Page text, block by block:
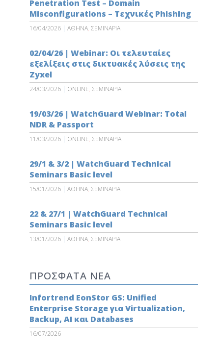
Penetration Test – Domain
Misconfigurations – Τεχνικές Phishing
16/04/2026| ΑΘΗΝΑ, ΣΕΜΙΝΑΡΙΑ
02/04/26 | Webinar: Οι τελευταίες
εξελίξεις στις δικτυακές λύσεις της
Zyxel
24/03/2026| ONLINE, ΣΕΜΙΝΑΡΙΑ
19/03/26 | WatchGuard Webinar: Total
NDR & Passport
11/03/2026| ONLINE, ΣΕΜΙΝΑΡΙΑ
29/1 & 3/2 | WatchGuard Technical
Seminars Basic level
15/01/2026| ΑΘΗΝΑ, ΣΕΜΙΝΑΡΙΑ
22 & 27/1 | WatchGuard Technical
Seminars Basic level
13/01/2026| ΑΘΗΝΑ, ΣΕΜΙΝΑΡΙΑ
ΠΡΟΣΦΑΤΑ ΝΕΑ
Infortrend EonStor GS: Unified
Enterprise Storage για Virtualization,
Backup, AI και Databases
16/07/2026